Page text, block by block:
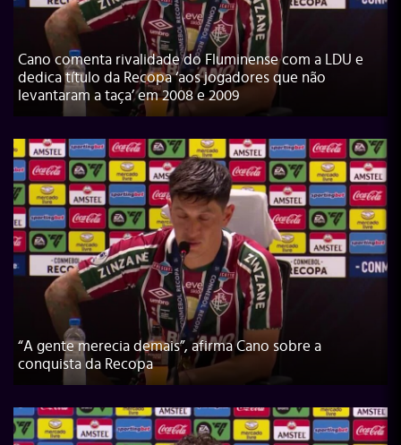
Cano comenta rivalidade do Fluminense com a LDU e
dedica título da Recopa ‘aos jogadores que não
levantaram a taça’ em 2008 e 2009
“A gente merecia demais”, afirma Cano sobre a
conquista da Recopa